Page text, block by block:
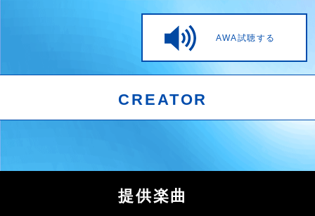
AWA試聴する
CREATOR
提供楽曲